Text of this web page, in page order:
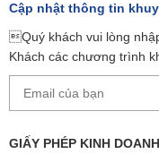
Cập nhật thông tin
Quý khách vui lòng
Khách các chương trình
GIẤY PHÉP KINH